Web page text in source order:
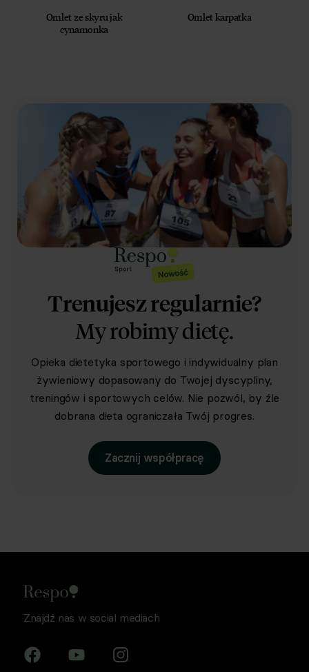
Omlet ze skyru jak
cynamonka
Omlet karpatka
Trenujesz regularnie?
My robimy dietę.
Opieka dietetyka sportowego i indywidualny plan
żywieniowy dopasowany do Twojej dyscypliny,
treningów i sportowych celów. Nie pozwól, by źle
dobrana dieta ograniczała Twój progres.
Zacznij współpracę
Znajdź nas w social mediach